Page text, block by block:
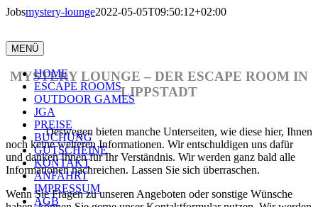
Zum
MENÜ
HOME
ESCAPE ROOMS
OUTDOOR GAMES
JGA
PREISE
BUCHUNG
GUTSCHEINE
KONTAKT
ANFAHRT
IMPRESSUM
AGB
Jobsmystery-lounge2022-05-05T09:50:12+02:00
MYSTERY LOUNGE – DER ESCAPE ROOM IN
LIPPSTADT
Lieber Kunde, leider befindet sich unsere neue Webseite noch im
Aufbau.Deswegen bieten manche Unterseiten, wie diese hier, Ihnen
noch keine weiteren Informationen. Wir entschuldigen uns dafür
und danken Ihnen für Ihr Verständnis. Wir werden ganz bald alle
Informationen nachreichen. Lassen Sie sich überraschen.
Wenn Sie Fragen zu unseren Angeboten oder sonstige Wünsche